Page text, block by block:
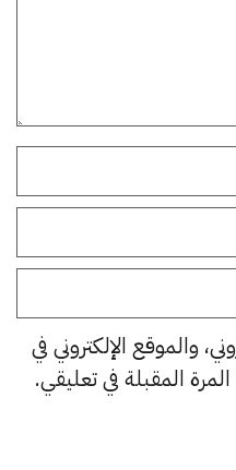
والموقع الإلكتروني في
المقبلة في تعليقي.